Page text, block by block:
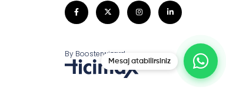
By Boosterwizard